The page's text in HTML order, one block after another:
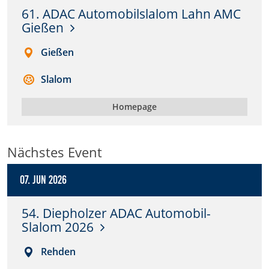
61. ADAC Automobilslalom Lahn AMC
Gießen
Gießen
Slalom
Homepage
Nächstes Event
07. Jun 2026
54. Diepholzer ADAC Automobil-
Slalom 2026
Rehden
Anbieter:
DMSB
Dieser Cookie speichert Informationen zu
Cookie Consent
Name:
cookie_consent
DMSB